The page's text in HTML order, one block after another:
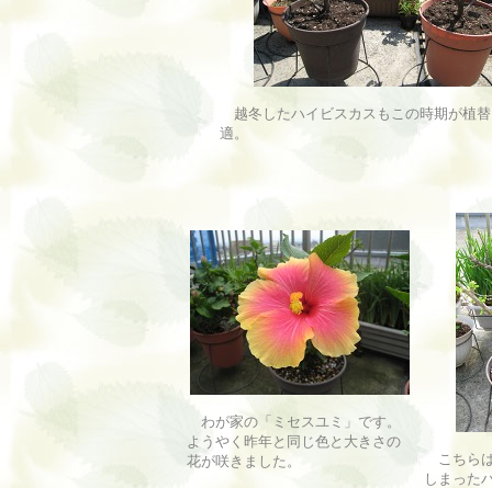
越冬したハイビスカスもこの時期が植
適。
わが家の「ミセスユミ」です。
ようやく昨年と同じ色と大きさの
花が咲きました。
こちら
しまった